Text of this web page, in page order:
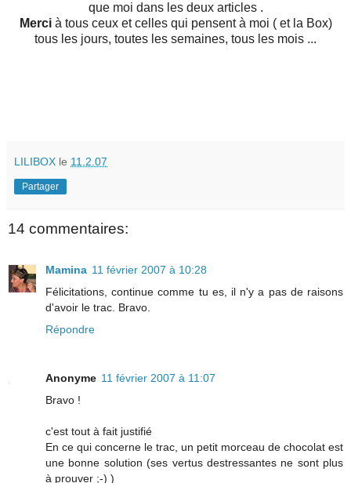
que moi dans les deux articles .
Mercià tous ceux et celles qui pensent à moi ( et la Box)
tous les jours, toutes les semaines, tous les mois ...
LILIBOX le 11.2.07
Partager
14 commentaires:
Mamina 11 février 2007 à 10:28
Félicitations, continue comme tu es, il n'y a pas de raisons
d'avoir le trac. Bravo.
Répondre
Anonyme 11 février 2007 à 11:07
Bravo !
c'est tout à fait justifié
En ce qui concerne le trac, un petit morceau de chocolat est
une bonne solution (ses vertus destressantes ne sont plus
à prouver ;-) )